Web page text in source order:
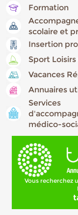
Formation
scolaire et
Insertion
Sport
Vacances
Annuaires
Services
médico-
Vous recherchez